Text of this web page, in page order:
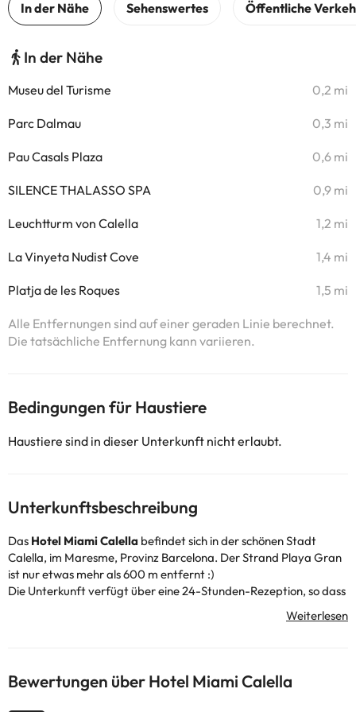
In der Nähe
Museu del Turisme 0,2 mi
Parc Dalmau 0,3 mi
Pau Casals Plaza 0,6 mi
SILENCE THALASSO SPA 0,9 mi
Leuchtturm von Calella 1,2 mi
La Vinyeta Nudist Cove 1,4 mi
Platja de les Roques 1,5 mi
Alle Entfernungen sind auf einer geraden Linie berechnet.
Die tatsächliche Entfernung kann variieren.
Bedingungen für Haustiere
Haustiere sind in dieser Unterkunft nicht erlaubt.
Unterkunftsbeschreibung
Das Hotel Miami Calella befindet sich in der schönen Stadt
Calella, im Maresme, Provinz Barcelona. Der Strand Playa Gran
ist nur etwas mehr als 600 m entfernt :)
Die Unterkunft verfügt über eine 24-Stunden-Rezeption, so dass
Sie jederzeit bedient werden können, Klimaanlage und Heizung
sowie kostenloses WLAN und einen überdachten Parkplatz
sich im Außenpool abkühlen, toll!
Das Zimmer verfügt über Klimaanlage und Heizung, kostenloses
WLAN, Fernseher, Telefon, Schreibtisch und ein komplettes Bad
Bewertungen über Hotel Miami Calella